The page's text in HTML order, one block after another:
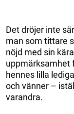
Det dröjer inte
man som tittare
nöjd med sin
uppmärksamhet
hennes lilla
och vänner –
varandra.